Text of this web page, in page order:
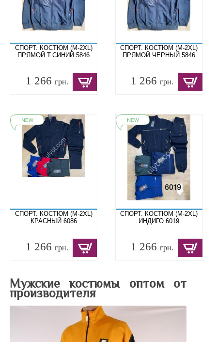
СПОРТ. КОСТЮМ (M-2XL)
ПРЯМОЙ Т.СИНИЙ 5846
1 266 грн.
СПОРТ. КОСТЮМ (M-2XL)
ПРЯМОЙ ЧЕРНЫЙ 5846
1 266грн.
СПОРТ. КОСТЮМ (M-2XL)
КРАСНЫЙ 6086
1 266 грн.
СПОРТ. КОСТЮМ (M-2XL)
ИНДИГО 6019
1 266грн.
Мужские костюмы оптом от
производителя